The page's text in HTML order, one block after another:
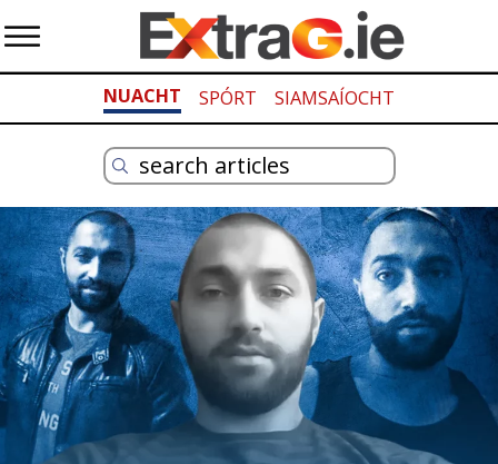
NUACHT SPÓRT SIAMSAÍOCHT